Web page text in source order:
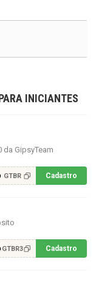
INICIANTES
da GipsyTeam
GTBR Cadastro
GTBR3 Cadastro